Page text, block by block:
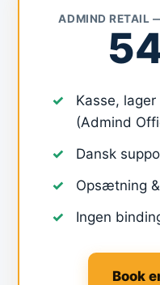
ADMIND RETAIL
Kasse,
(Admind
Dansk
Opsætning
Ingen
Book